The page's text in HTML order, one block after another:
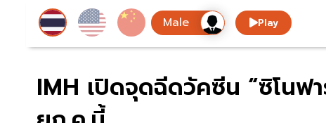
Play
IMH เปิดจุดฉีดวัคซีน “ซิโนฟ